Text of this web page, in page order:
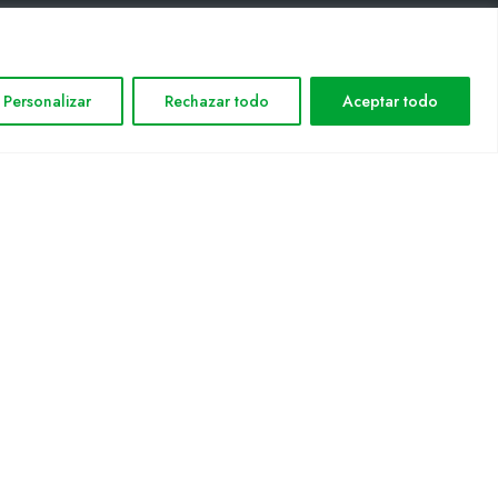
Personalizar Rechazar todo Aceptar todo
INFORMACIÓN LEGAL
Aviso legal